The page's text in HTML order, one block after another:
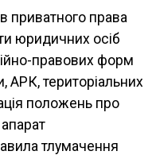
приватного права
юридичних осіб
правових форм
АРК, територіальних
положень про
тлумачення